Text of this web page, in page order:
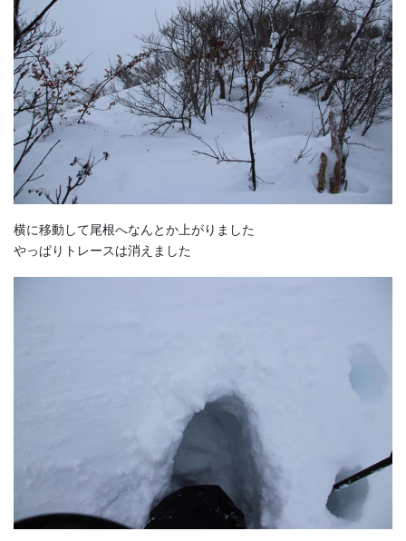
横に移動して尾根へなんとか上がりました
やっぱりトレースは消えました